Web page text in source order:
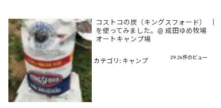
コストコの炭（キングスフォード）
を使ってみました。@ 成田ゆめ牧場
オートキャンプ場
29.2k件のビュー
カテゴリ: キャンプ